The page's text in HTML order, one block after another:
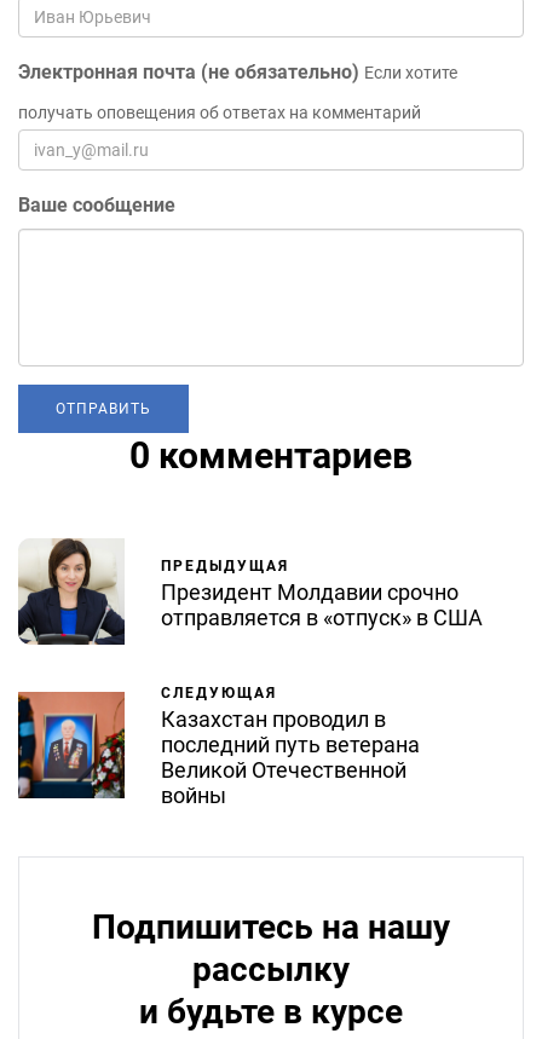
Электронная почта (не обязательно) Если хотите
получать оповещения об ответах на комментарий
Ваше сообщение
0 комментариев
ПРЕДЫДУЩАЯ
Президент Молдавии срочно
отправляется в «отпуск» в США
СЛЕДУЮЩАЯ
Казахстан проводил в
последний путь ветерана
Великой Отечественной
войны
Подпишитесь на нашу
рассылку
и будьте в курсе